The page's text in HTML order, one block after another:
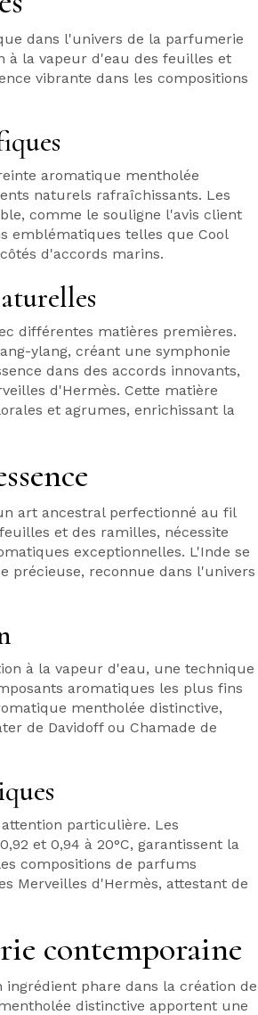
dans l'univers de la parfumerie
à la vapeur d'eau des feuilles et
vibrante dans les compositions
aromatique mentholée
naturels rafraîchissants. Les
comme le souligne l'avis client
emblématiques telles que Cool
d'accords marins.
différentes matières premières.
ylang, créant une symphonie
dans des accords innovants,
d'Hermès. Cette matière
et agrumes, enrichissant la
art ancestral perfectionné au fil
et des ramilles, nécessite
exceptionnelles. L'Inde se
précieuse, reconnue dans l'univers
à la vapeur d'eau, une technique
aromatiques les plus fins
mentholée distinctive,
de Davidoff ou Chamade de
particulière. Les
et 0,94 à 20°C, garantissent la
compositions de parfums
Merveilles d'Hermès, attestant de
contemporaine
phare dans la création de
distinctive apportent une